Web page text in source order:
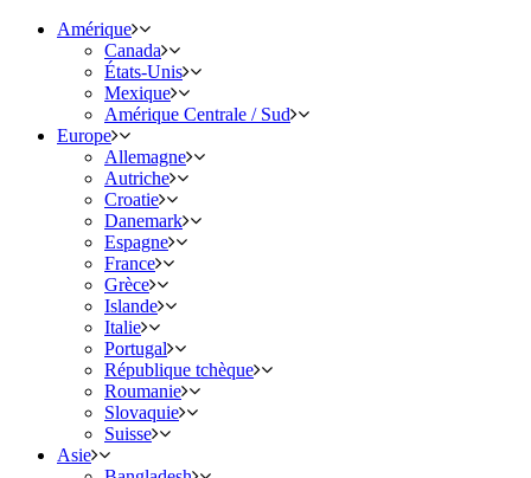
Amérique
Canada
États-Unis
Mexique
Amérique Centrale / Sud
Europe
Allemagne
Autriche
Croatie
Danemark
Espagne
France
Grèce
Islande
Italie
Portugal
République tchèque
Roumanie
Slovaquie
Suisse
Asie